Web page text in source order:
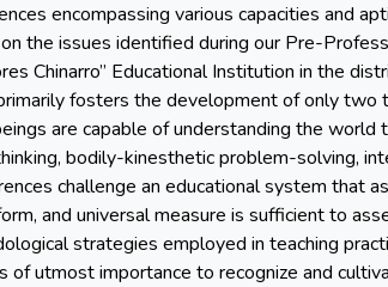
encompassing various capacities and
the issues identified during our Pre-
Chinarro” Educational Institution in the
fosters the development of only
are capable of understanding the world
bodily-kinesthetic problem-solving,
challenge an educational system that
and universal measure is sufficient to
strategies employed in teaching
of utmost importance to recognize and